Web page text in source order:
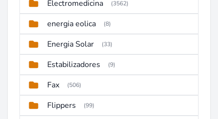
Electromedicina (3562)
energia eolica (8)
Energia Solar (33)
Estabilizadores (9)
Fax (506)
Flippers (99)